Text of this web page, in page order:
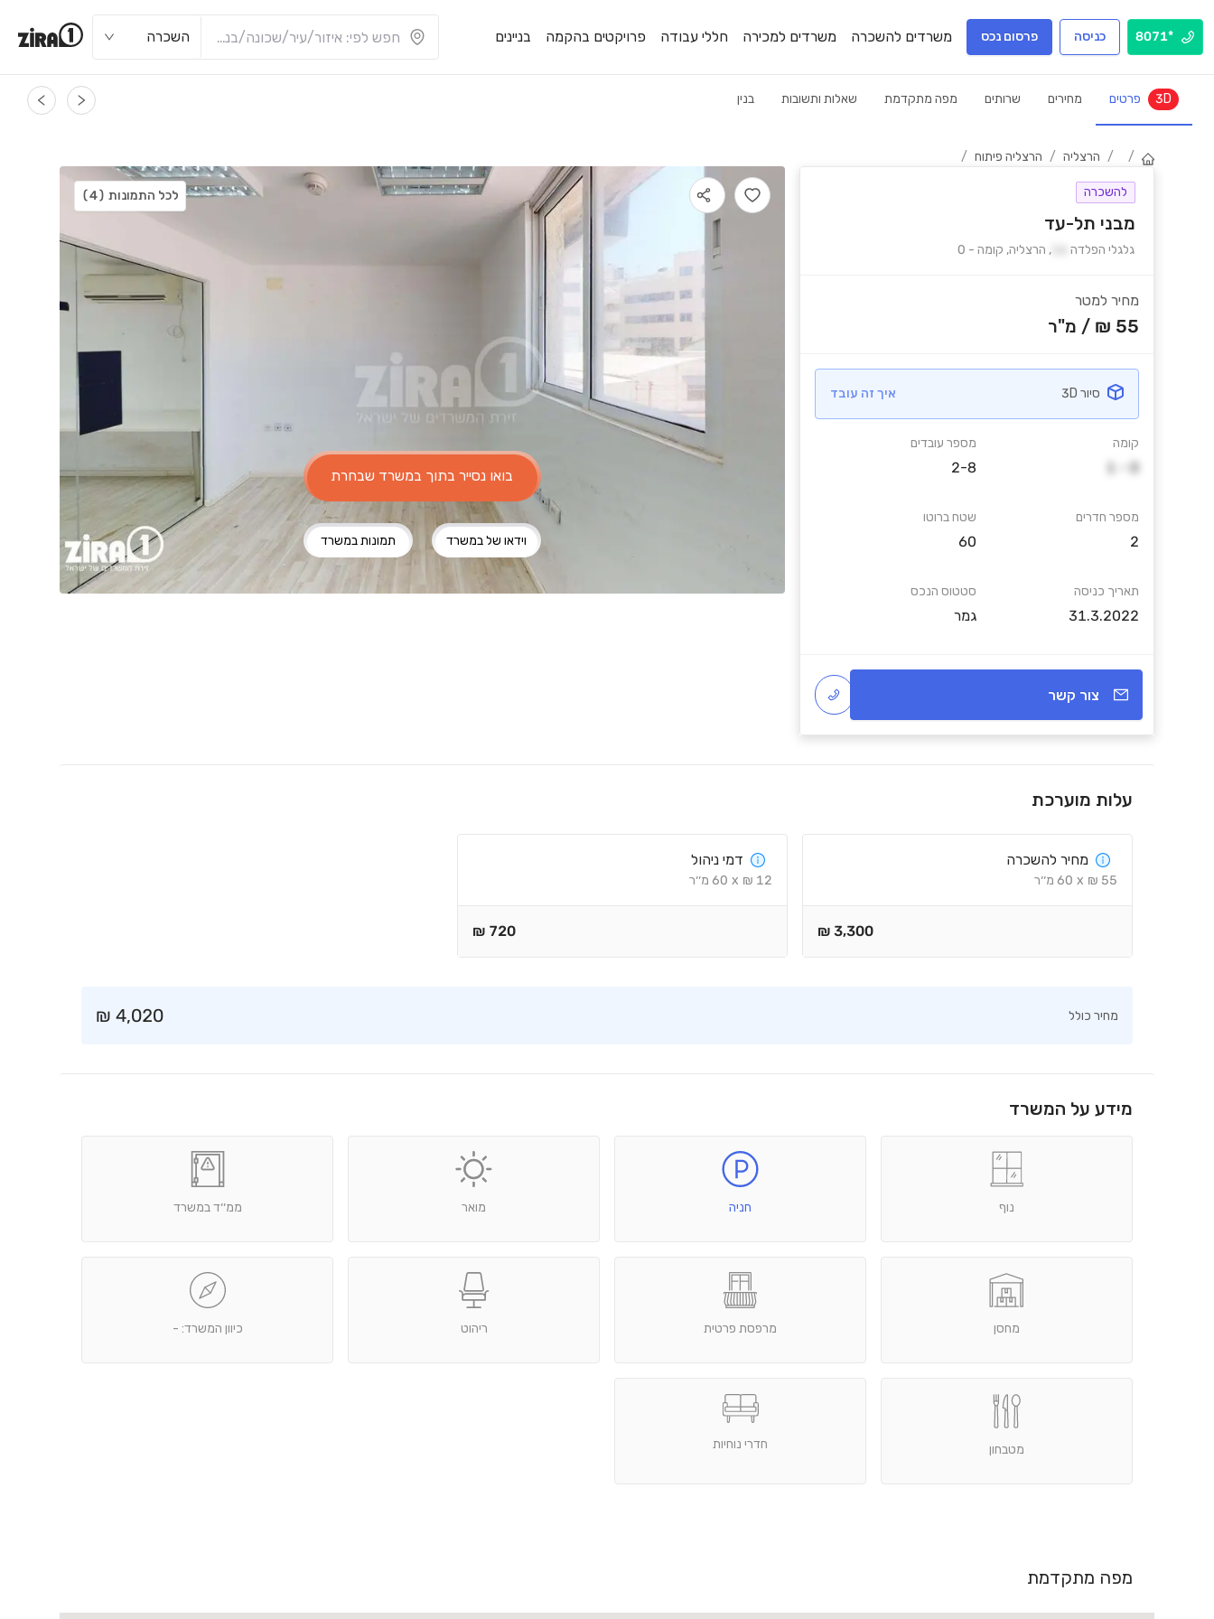
*8071 כניסה פרסום נכס משרדים להשכרה משרדים למכירה חללי עבודה פרויקטים בהקמה בניינים השכרה
3D פרטים מחירים שרותים מפה מתקדמת שאלות ותשובות בנין
/
/ הרצליה / הרצליה פיתוח /
להשכרה
מבני תל-עד
גלגלי הפלדה , הרצליה, קומה -
0
מחיר למטר
55 ₪
/ מ"ר
סיור 3D איך זה עובד
קומה
1 - 0
מספר חדרים
2
תאריך כניסה
31.3.2022
מספר עובדים
2-8
שטח ברוטו
60
סטטוס הנכס
גמר
צור קשר
בואו נסייר בתוך במשרד שבחרת
תמונות במשרד וידאו של במשרד
לכל התמונות (4)
עלות מוערכת
מחיר להשכרה
55
₪
x
60 מ׳׳ר
3,300
₪
דמי ניהול
12
₪
x
60 מ׳׳ר
720
₪
מחיר כולל 4,020
₪
מידע על המשרד
נוף חניה מואר ממ׳׳ד במשרד
מחסן מרפסת פרטית ריהוט כיוון המשרד: -
מטבחון חדרי נוחיות
מפה מתקדמת